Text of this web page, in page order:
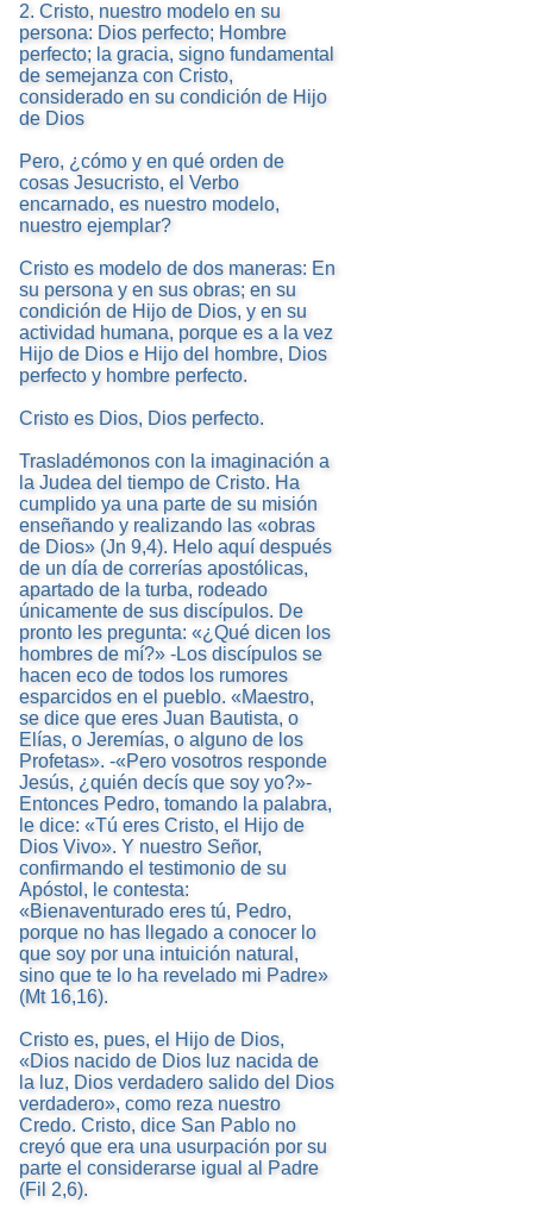
2. Cristo, nuestro modelo en su
persona: Dios perfecto; Hombre
perfecto; la gracia, signo fundamental
de semejanza con Cristo,
considerado en su condición de Hijo
de Dios
Pero, ¿cómo y en qué orden de
cosas Jesucristo, el Verbo
encarnado, es nuestro modelo,
nuestro ejemplar?
Cristo es modelo de dos maneras: En
su persona y en sus obras; en su
condición de Hijo de Dios, y en su
actividad humana, porque es a la vez
Hijo de Dios e Hijo del hombre, Dios
perfecto y hombre perfecto.
Cristo es Dios, Dios perfecto.
Trasladémonos con la imaginación a
la Judea del tiempo de Cristo. Ha
cumplido ya una parte de su misión
enseñando y realizando las «obras
de Dios» (Jn 9,4). Helo aquí después
de un día de correrías apostólicas,
apartado de la turba, rodeado
únicamente de sus discípulos. De
pronto les pregunta: «¿Qué dicen los
hombres de mí?» -Los discípulos se
hacen eco de todos los rumores
esparcidos en el pueblo. «Maestro,
se dice que eres Juan Bautista, o
Elías, o Jeremías, o alguno de los
Profetas». -«Pero vosotros responde
Jesús, ¿quién decís que soy yo?»-
Entonces Pedro, tomando la palabra,
le dice: «Tú eres Cristo, el Hijo de
Dios Vivo». Y nuestro Señor,
confirmando el testimonio de su
Apóstol, le contesta:
«Bienaventurado eres tú, Pedro,
porque no has llegado a conocer lo
que soy por una intuición natural,
sino que te lo ha revelado mi Padre»
(Mt 16,16).
Cristo es, pues, el Hijo de Dios,
«Dios nacido de Dios luz nacida de
la luz, Dios verdadero salido del Dios
verdadero», como reza nuestro
Credo. Cristo, dice San Pablo no
creyó que era una usurpación por su
parte el considerarse igual al Padre
(Fil 2,6).